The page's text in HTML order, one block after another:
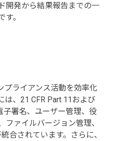
開発から結果報告までの一
。
プライアンス活動を効率化
は、21 CFR Part 11および
子署名、ユーザー管理、役
ァイルバージョン管理、
合されています。さらに、